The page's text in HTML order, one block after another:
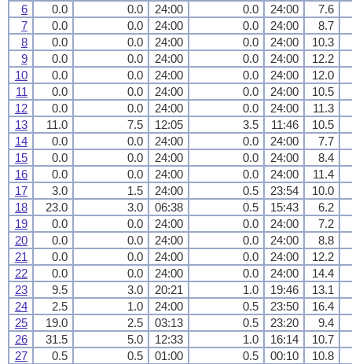
6
0.0 0.0 24:00 0.0 24:00
7.6
7
0.0 0.0 24:00 0.0 24:00
8.7
8
0.0 0.0 24:00 0.0 24:00
10.3
9
0.0 0.0 24:00 0.0 24:00
12.2
10
0.0 0.0 24:00 0.0 24:00
12.0
11
0.0 0.0 24:00 0.0 24:00
10.5
12
0.0 0.0 24:00 0.0 24:00
11.3
13
11.0 7.5 12:05 3.5 11:46
10.5
14
0.0 0.0 24:00 0.0 24:00
7.7
15
0.0 0.0 24:00 0.0 24:00
8.4
16
0.0 0.0 24:00 0.0 24:00
11.4
17
3.0 1.5 24:00 0.5 23:54
10.0
18
23.0 3.0 06:38 0.5 15:43
6.2
19
0.0 0.0 24:00 0.0 24:00
7.2
20
0.0 0.0 24:00 0.0 24:00
8.8
21
0.0 0.0 24:00 0.0 24:00
12.2
22
0.0 0.0 24:00 0.0 24:00
14.4
23
9.5 3.0 20:21 1.0 19:46
13.1
24
2.5 1.0 24:00 0.5 23:50
16.4
25
19.0 2.5 03:13 0.5 23:20
9.4
26
31.5 5.0 12:33 1.0 16:14
10.7
27
0.5 0.5 01:00 0.5 00:10
10.8